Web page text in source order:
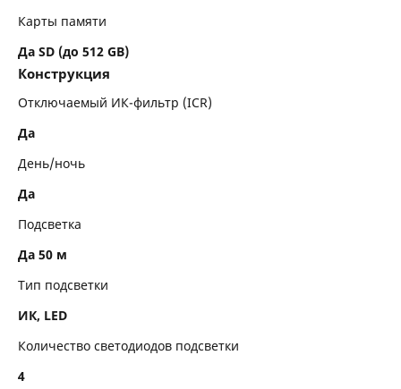
Карты памяти
Да SD (до 512 GB)
Конструкция
Отключаемый ИК-фильтр (ICR)
Да
День/ночь
Да
Подсветка
Да 50 м
Тип подсветки
ИК, LED
Количество светодиодов подсветки
4